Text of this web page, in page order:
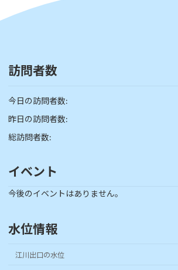
訪問者数
今日の訪問者数:
昨日の訪問者数:
総訪問者数:
イベント
今後のイベントはありません。
水位情報
江川出口の水位